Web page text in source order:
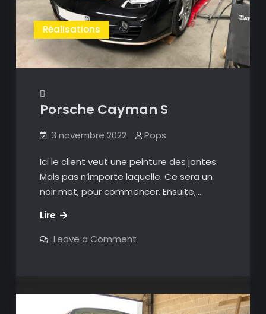
Réalisations
Porsche Cayman S
3 novembre 2022 Pops
Ici le client veut une peinture des jantes.
Mais pas n’importe laquelle. Ce sera un
noir mat, pour commencer. Ensuite,…
LirePorsche
S
Leave a Commenton